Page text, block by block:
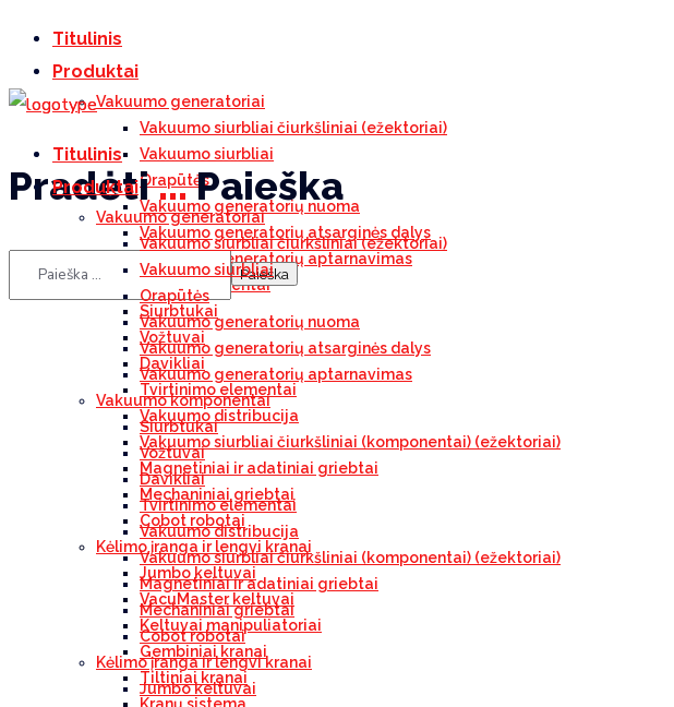
Titulinis
Produktai
Vakuumo generatoriai
Vakuumo siurbliai čiurkšliniai (ežektoriai)
Vakuumo siurbliai
Orapūtės
Vakuumo generatorių nuoma
Vakuumo generatorių atsarginės dalys
Vakuumo generatorių aptarnavimas
Vakuumo komponentai
Siurbtukai
Vožtuvai
Davikliai
Tvirtinimo elementai
Vakuumo distribucija
Vakuumo siurbliai čiurkšliniai (komponentai) (ežektoriai)
Magnetiniai ir adatiniai griebtai
Mechaniniai griebtai
Cobot robotai
Kėlimo įranga ir lengvi kranai
Jumbo keltuvai
VacuMaster keltuvai
Keltuvai manipuliatoriai
Gembiniai kranai
Tiltiniai kranai
Pradėti...Paieška
Titulinis
Produktai
Vakuumo generatoriai
Vakuumo siurbliai čiurkšliniai (ežektoriai)
Vakuumo siurbliai
Orapūtės
Vakuumo generatorių nuoma
Vakuumo generatorių atsarginės dalys
Vakuumo generatorių aptarnavimas
Vakuumo komponentai
Siurbtukai
Vožtuvai
Davikliai
Tvirtinimo elementai
Vakuumo distribucija
Vakuumo siurbliai čiurkšliniai (komponentai) (ežektoriai)
Magnetiniai ir adatiniai griebtai
Mechaniniai griebtai
Cobot robotai
Kėlimo įranga ir lengvi kranai
Jumbo keltuvai